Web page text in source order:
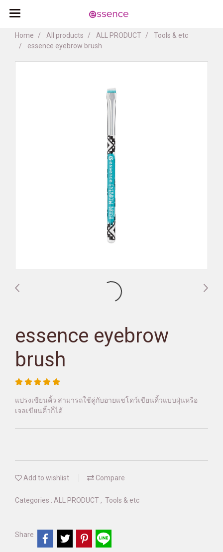
Home All products ALL PRODUCT
Tools & etc
essence eyebrow brush
essence eyebrow
brush
แปรงเขียนคิ้ว สามารถใช้คู่กับอายแชโดว์เขียนคิ้วแบบฝุ่นหรือ
เจลเขียนคิ้วก็ได้
Add to wishlist Compare
Categories : ALL PRODUCT , Tools & etc
Share